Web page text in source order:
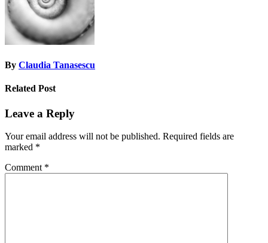
By Claudia Tanasescu
Related Post
Leave a Reply
Your email address will not be published. Required fields are
marked *
Comment *